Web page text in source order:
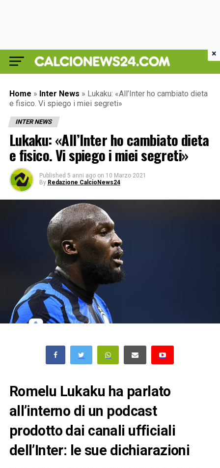
Home » Inter News » Lukaku: «All’Inter ho cambiato dieta
e fisico. Vi spiego i miei segreti»
INTER NEWS
Lukaku: «All’Inter ho cambiato dieta
e fisico. Vi spiego i miei segreti»
Published 5 anni ago on 10 Marzo 2021
By Redazione CalcioNews24
Romelu Lukaku ha parlato
all’interno di un podcast
prodotto dai canali ufficiali
dell’Inter: le sue dichiarazioni
×